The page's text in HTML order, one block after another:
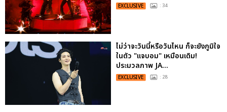
EXCLUSIVE : 34
ไม่ว่าจะวันนี้หรือวันไหน ก็จะยังภูมิใจ
ในตัว "แจบอม" เหมือนเดิม!
ประมวลภาพ JA...
EXCLUSIVE : 28